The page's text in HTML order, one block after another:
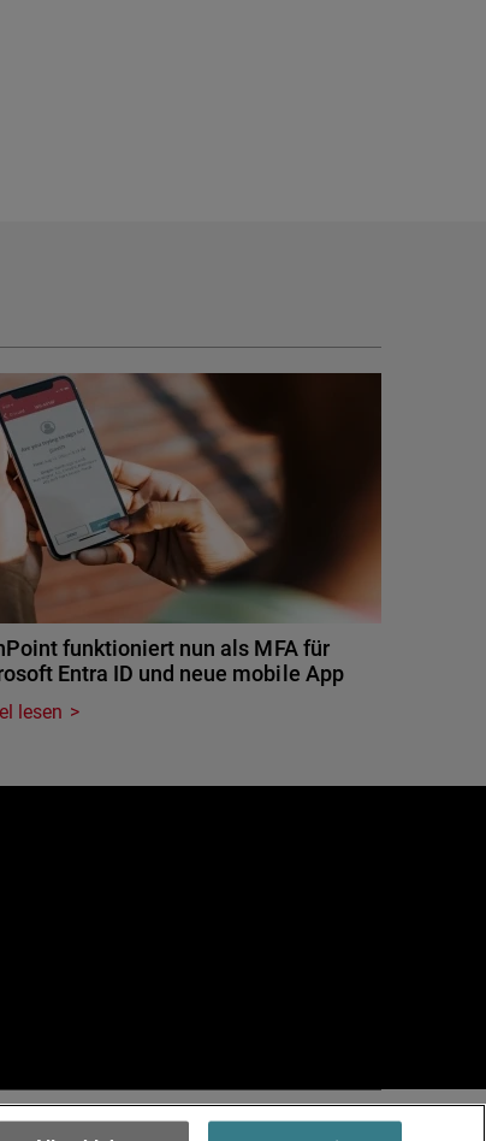
funktioniert nun als MFA für
Entra ID und neue mobile App
lesen
of Use >